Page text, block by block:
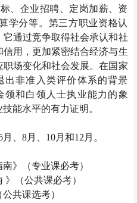
、企业招聘、定岗加薪、资
学分等。第三方职业资格认
通过竞争取得社会承认和社
用，更加紧密结合经济与生
场变化和社会发展。在国家
出非准入类评价体系的背景
领和白领人士执业能力的象
能水平的有力证明。
、8月、10月和12月。
》（专业课必考）
》（公共课必考）
共课选考）